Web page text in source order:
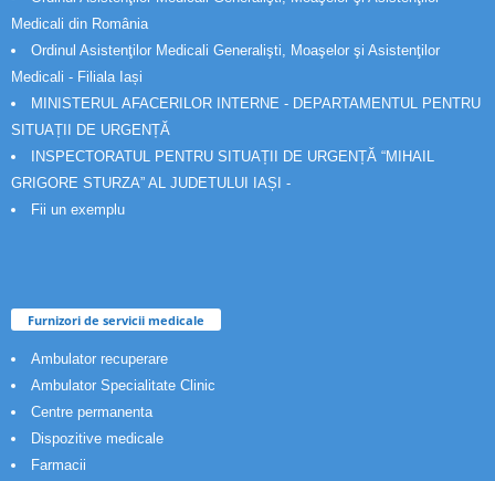
Medicali din România
Ordinul Asistenţilor Medicali Generalişti, Moaşelor şi Asistenţilor
Medicali - Filiala Iași
MINISTERUL AFACERILOR INTERNE - DEPARTAMENTUL PENTRU
SITUAȚII DE URGENȚĂ
INSPECTORATUL PENTRU SITUAȚII DE URGENȚĂ “MIHAIL
GRIGORE STURZA” AL JUDETULUI IAȘI -
Fii un exemplu
Furnizori de servicii medicale
Ambulator recuperare
Ambulator Specialitate Clinic
Centre permanenta
Dispozitive medicale
Farmacii